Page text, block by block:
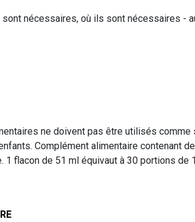
nécessaires, où ils sont nécessaires -
ne doivent pas être utilisés
Complément alimentaire contenant
flacon de 51 ml équivaut à 30 portions de